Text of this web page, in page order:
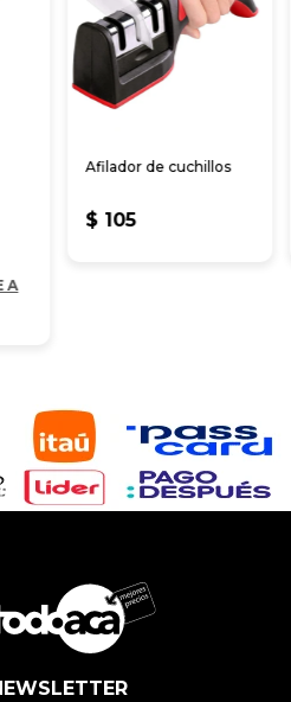
A
Afilador de cuchillos
$ 105